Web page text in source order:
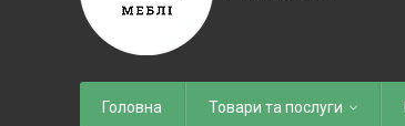
Головна Товари та послуги